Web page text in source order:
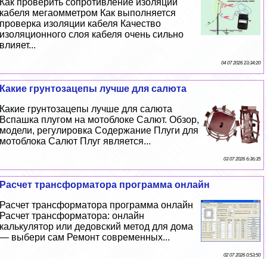
Как проверить сопротивление изоляции
кабеля мегаомметром Как выполняется
проверка изоляции кабеля Качество
изоляционного слоя кабеля очень сильно
влияет...
04 07 2026 23:34:20
Какие грунтозацепы лучше для салюта
Какие грунтозацепы лучше для салюта
Вспашка плугом на мотоблоке Салют. Обзор,
модели, регулировка Содержание Плуги для
мотоблока Салют Плуг является...
03 07 2026 6:36:35
Расчет трaнcформатора программа онлайн
Расчет трaнcформатора программа онлайн
Расчет трaнcформатора: онлайн
калькулятор или дедовский метод для дома
— выбери сам Ремонт современных...
02 07 2026 0:53:50